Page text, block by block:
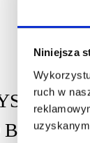
Niniejsza
ruch w